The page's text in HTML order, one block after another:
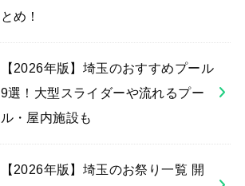
とめ！
【2026年版】埼玉のおすすめプール
9選！大型スライダーや流れるプー
ル・屋内施設も
【2026年版】埼玉のお祭り一覧 開